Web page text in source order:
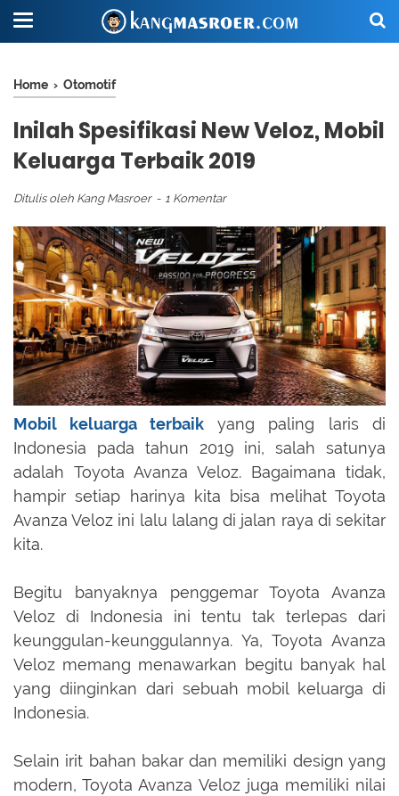
Home › Otomotif
Inilah Spesifikasi New Veloz, Mobil
Keluarga Terbaik 2019
Ditulis oleh Kang Masroer 1 Komentar
Mobil keluarga terbaik yang paling laris di
Indonesia pada tahun 2019 ini, salah satunya
adalah Toyota Avanza Veloz. Bagaimana tidak,
hampir setiap harinya kita bisa melihat Toyota
Avanza Veloz ini lalu lalang di jalan raya di sekitar
kita.
Begitu banyaknya penggemar Toyota Avanza
Veloz di Indonesia ini tentu tak terlepas dari
keunggulan-keunggulannya. Ya, Toyota Avanza
Veloz memang menawarkan begitu banyak hal
yang diinginkan dari sebuah mobil keluarga di
Indonesia.
Selain irit bahan bakar dan memiliki design yang
modern, Toyota Avanza Veloz juga memiliki nilai